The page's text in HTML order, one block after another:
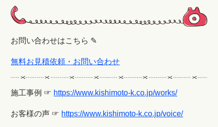
お問い合わせはこちら ✎
無料お見積依頼・お問い合わせ
施工事例 ☞ https://www.kishimoto-k.co.jp/works/
お客様の声 ☞ https://www.kishimoto-k.co.jp/voice/